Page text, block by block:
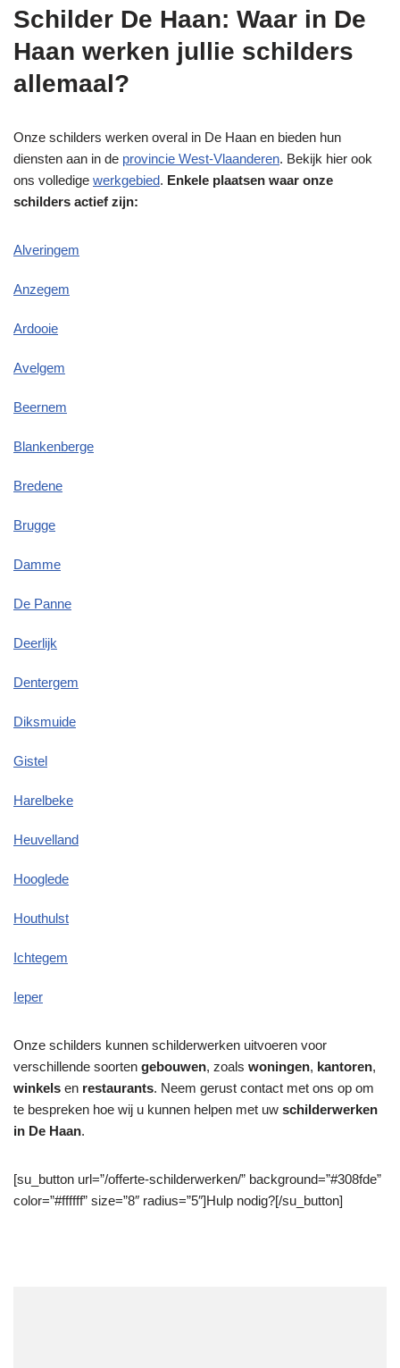
Schilder De Haan: Waar in De
Haan werken jullie schilders
allemaal?
Onze schilders werken overal in De Haan en bieden hun
diensten aan in de provincie West-Vlaanderen. Bekijk hier ook
ons volledige werkgebied. Enkele plaatsen waar onze
schilders actief zijn:
Alveringem
Anzegem
Ardooie
Avelgem
Beernem
Blankenberge
Bredene
Brugge
Damme
De Panne
Deerlijk
Dentergem
Diksmuide
Gistel
Harelbeke
Heuvelland
Hooglede
Houthulst
Ichtegem
Ieper
Onze schilders kunnen schilderwerken uitvoeren voor
verschillende soorten gebouwen, zoals woningen, kantoren,
winkels en restaurants. Neem gerust contact met ons op om
te bespreken hoe wij u kunnen helpen met uw schilderwerken
in De Haan.
[su_button url=”/offerte-schilderwerken/” background=”#308fde”
color=”#ffffff” size=”8″ radius=”5″]Hulp nodig?[/su_button]